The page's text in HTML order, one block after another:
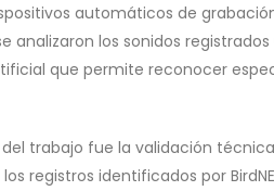
automáticos de
los sonidos registrados
que permite reconocer
trabajo fue la validación
registros identificados por